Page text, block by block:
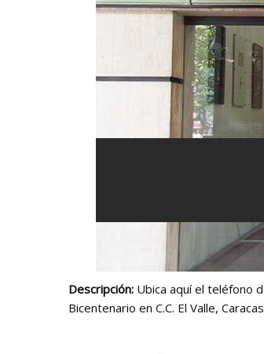
Descripción: Ubica aquí el teléfono
Bicentenario en C.C. El Valle,